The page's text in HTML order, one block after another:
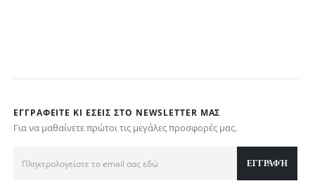
ΕΓΓΡΑΦΕΊΤΕ ΚΙ ΕΣΕΊΣ ΣΤΟ NEWSLETTER ΜΑΣ
Για να μαθαίνετε πρώτοι τις μεγάλες προσφορές μας.